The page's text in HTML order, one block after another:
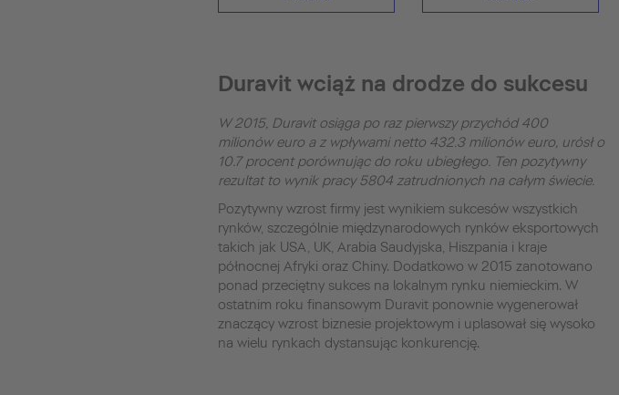
Duravit wciąż na drodze do sukcesu
W 2015, Duravit osiąga po raz pierwszy przychód 400
milionów euro a z wpływami netto 432.3 milionów euro, urósł o
10.7 procent porównując do roku ubiegłego. Ten pozytywny
rezultat to wynik pracy 5804 zatrudnionych na całym świecie.
Pozytywny wzrost firmy jest wynikiem sukcesów wszystkich
rynków, szczególnie międzynarodowych rynków eksportowych
takich jak USA, UK, Arabia Saudyjska, Hiszpania i kraje
północnej Afryki oraz Chiny. Dodatkowo w 2015 zanotowano
ponad przeciętny sukces na lokalnym rynku niemieckim. W
ostatnim roku finansowym Duravit ponownie wygenerował
znaczący wzrost biznesie projektowym i uplasował się wysoko
na wielu rynkach dystansując konkurencję.